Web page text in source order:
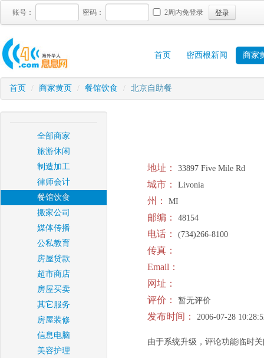
账号： 密码： 2周内免登录 登录
首页 密西根新闻 商家
首页 / 商家黄页 / 餐馆饮食 / 北京自助餐
全部商家
旅游休闲
制造加工
律师会计
餐馆饮食
搬家公司
媒体传播
公私教育
房屋贷款
超市商店
房屋买卖
其它服务
房屋装修
信息电脑
美容护理
地址： 33897 Five Mile Rd
城市： Livonia
州： MI
邮编： 48154
电话： (734)266-8100
传真：
Email：
网址：
评价：
暂无评价
发布时间： 2006-07-28
由于系统升级，评论功能临时